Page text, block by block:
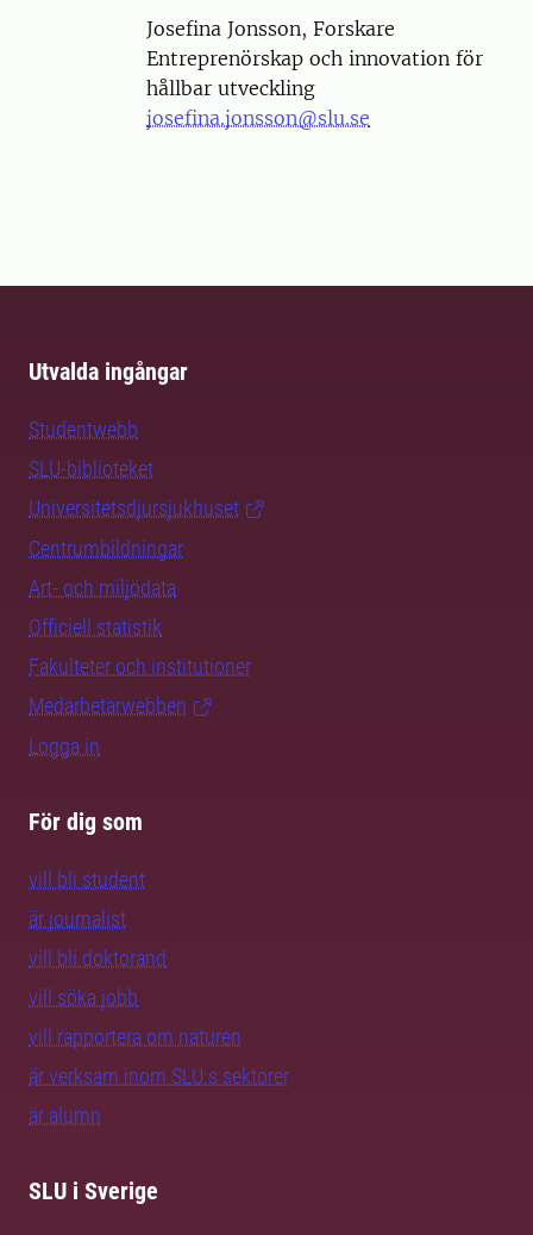
PersonJosefina Jonsson, Forskare
Entreprenörskap och innovation för
hållbar utveckling
josefina.jonsson@slu.se
Utvalda ingångar
Studentwebb
SLU-biblioteket
Universitetsdjursjukhuset
Centrumbildningar
Art- och miljödata
Officiell statistik
Fakulteter och institutioner
Medarbetarwebben
Logga in
För dig som
vill bli student
är journalist
vill bli doktorand
vill söka jobb
vill rapportera om naturen
är verksam inom SLU:s sektorer
är alumn
SLU i Sverige